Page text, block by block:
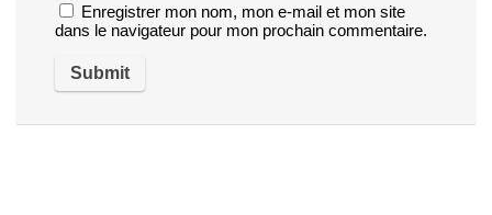
Enregistrer mon nom, mon e-mail et mon site
dans le navigateur pour mon prochain commentaire.